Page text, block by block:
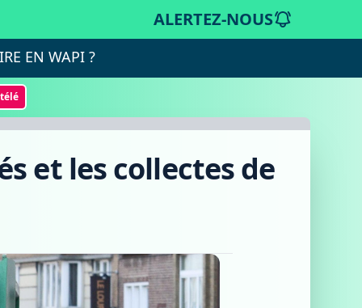
ALERTEZ-NOUS
EN WAPI ?
et les collectes de